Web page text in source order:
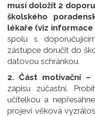
musí doložit 2
školského
lékaře (viz informace
spolu s
zástupce doručit do
datovou schránkou.
2. Část motivační –
zápisu zúčastní.
učitelkou a
projeví věková